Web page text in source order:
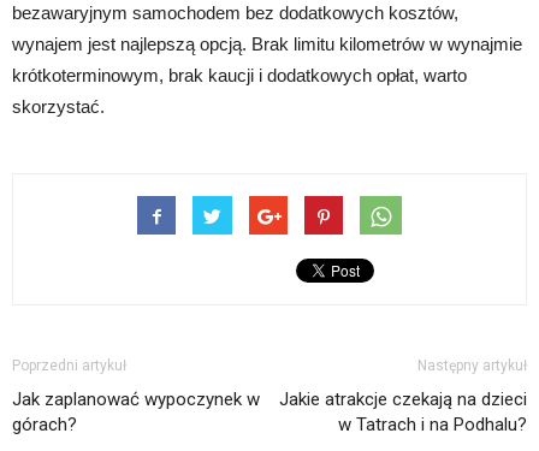
bezawaryjnym samochodem bez dodatkowych kosztów,
wynajem jest najlepszą opcją. Brak limitu kilometrów w wynajmie
krótkoterminowym, brak kaucji i dodatkowych opłat, warto
skorzystać.
Poprzedni artykuł
Jak zaplanować wypoczynek w
górach?
Następny artykuł
Jakie atrakcje czekają na dzieci
w Tatrach i na Podhalu?